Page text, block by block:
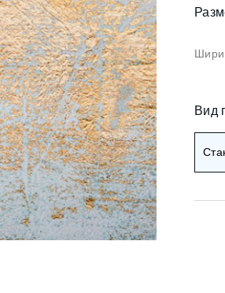
Красные фотообои
Оранжевые
Желтые фотообои
Зеленые фотообои
Голубые фотообои
Синие фотообои
Вид